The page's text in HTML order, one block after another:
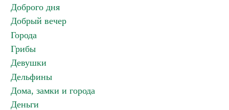
Доброго дня
Добрый вечер
Города
Грибы
Девушки
Дельфины
Дома, замки и города
Деньги